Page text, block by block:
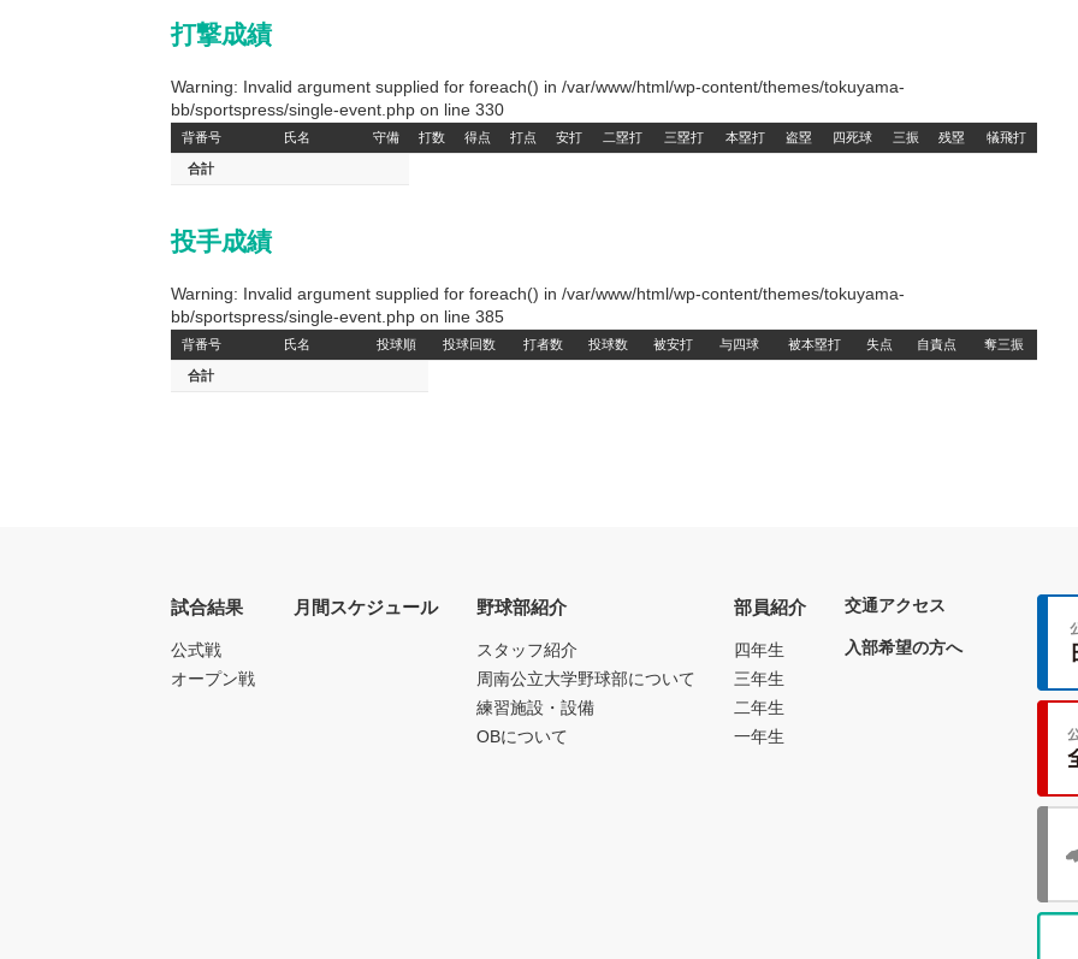
打撃成績
Warning: Invalid argument supplied for foreach() in /var/www/html/wp-content/themes/tokuyama-
bb/sportspress/single-event.php on line 330
背番号 氏名 守備 打数 得点 打点 安打 二塁打 三塁打 本塁打 盗塁 四死球 三振 残塁 犠飛打
合計
投手成績
Warning: Invalid argument supplied for foreach() in /var/www/html/wp-content/themes/tokuyama-
bb/sportspress/single-event.php on line 385
背番号 氏名 投球順 投球回数 打者数 投球数 被安打 与四球 被本塁打 失点 自責点 奪三振
合計
試合結果
公式戦
オープン戦
月間スケジュール 野球部紹介
スタッフ紹介
周南公立大学野球部について
練習施設・設備
OBについて
部員紹介
四年生
三年生
二年生
一年生
交通アクセス
入部希望の方へ